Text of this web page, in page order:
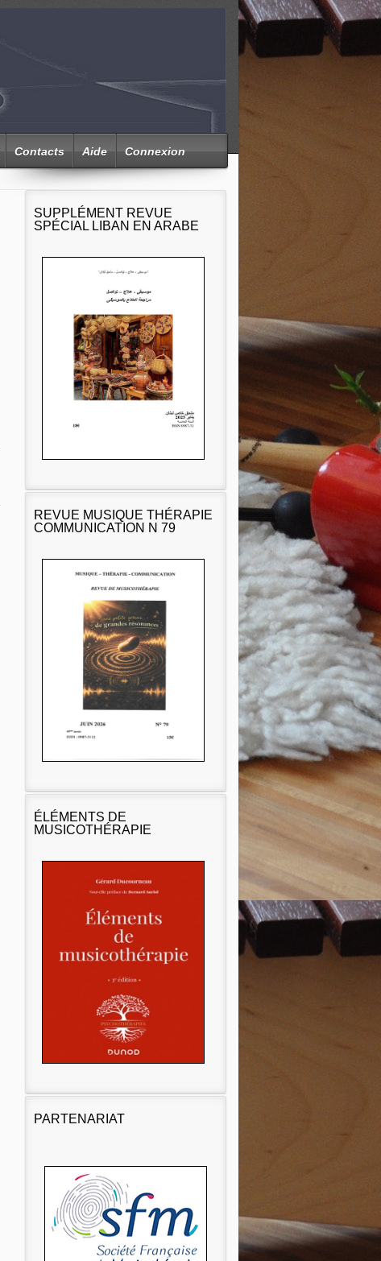
Contacts Aide Connexion
SUPPLÉMENT REVUE
SPÉCIAL LIBAN EN ARABE
REVUE MUSIQUE THÉRAPIE
COMMUNICATION N 79
ÉLÉMENTS DE
MUSICOTHÉRAPIE
PARTENARIAT